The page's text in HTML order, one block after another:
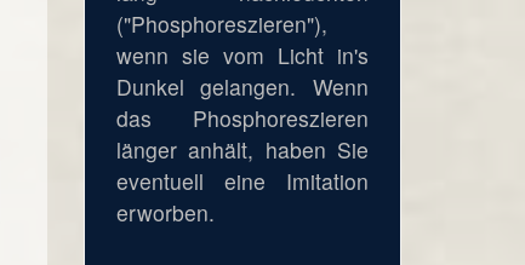
("Phosphoreszieren"),
wenn sie vom Licht in's
Dunkel gelangen. Wenn
das Phosphoreszieren
länger anhält, haben Sie
eventuell eine Imitation
erworben.